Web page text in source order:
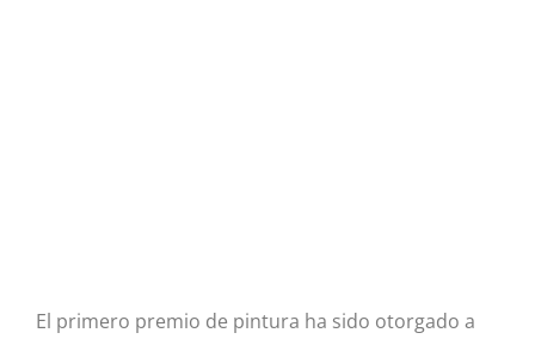
El primero premio de pintura ha sido otorgado a